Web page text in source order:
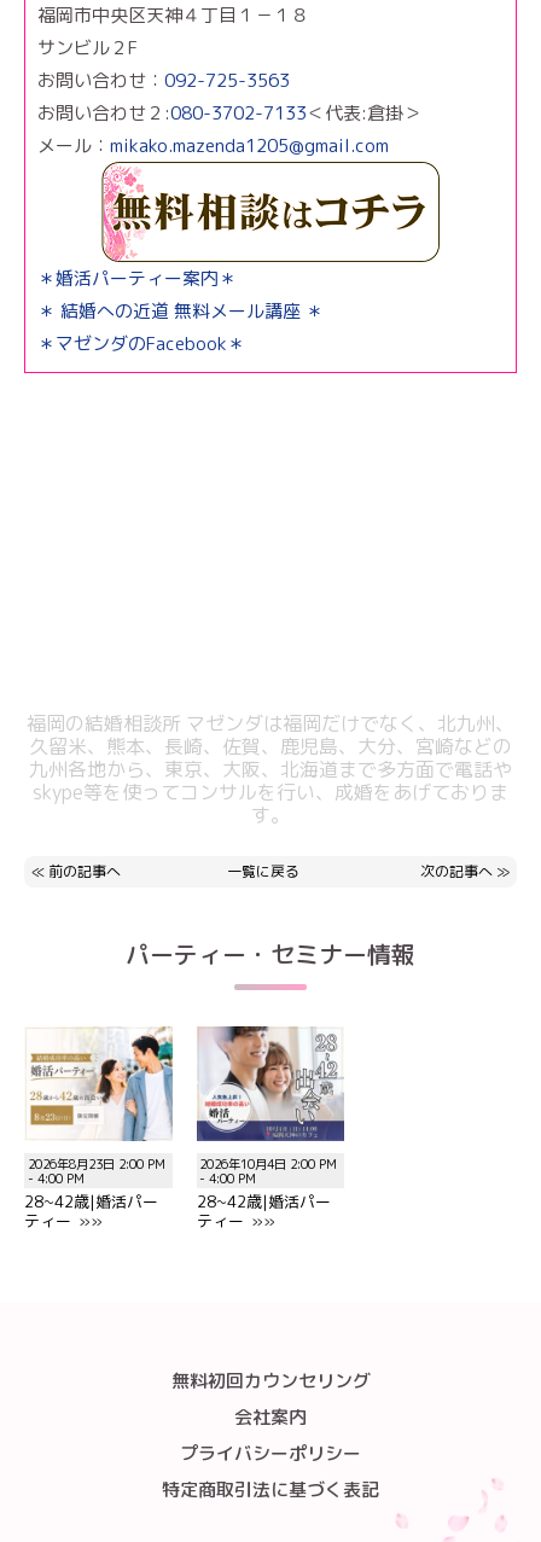
福岡市中央区天神４丁目１－１８
サンビル２F
お問い合わせ： 092-725-3563
お問い合わせ２:080-3702-7133＜代表:倉掛＞
メール： mikako.mazenda1205@gmail.com
＊婚活パーティー案内＊
＊ 結婚への近道 無料メール講座 ＊
＊マゼンダのFacebook＊
福岡の結婚相談所 マゼンダは福岡だけでなく、北九州、
久留米、熊本、長崎、佐賀、鹿児島、大分、宮崎などの
九州各地から、東京、大阪、北海道まで多方面で電話や
skype等を使ってコンサルを行い、成婚をあげておりま
す。
≪ 前の記事へ 一覧に戻る 次の記事へ ≫
パーティー・セミナー情報
2026年8月23日 2:00 PM
- 4:00 PM
28~42歳|婚活パー
ティー »»
2026年10月4日 2:00 PM
- 4:00 PM
28~42歳|婚活パー
ティー »»
無料初回カウンセリング
会社案内
プライバシーポリシー
特定商取引法に基づく表記